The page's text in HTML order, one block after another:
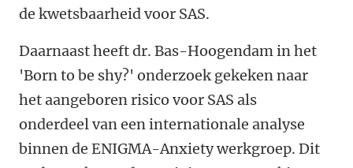
de kwetsbaarheid voor SAS.
Daarnaast heeft dr. Bas-Hoogendam in het
'Born to be shy?' onderzoek gekeken naar
het aangeboren risico voor SAS als
onderdeel van een internationale analyse
binnen de ENIGMA-Anxiety werkgroep. Dit